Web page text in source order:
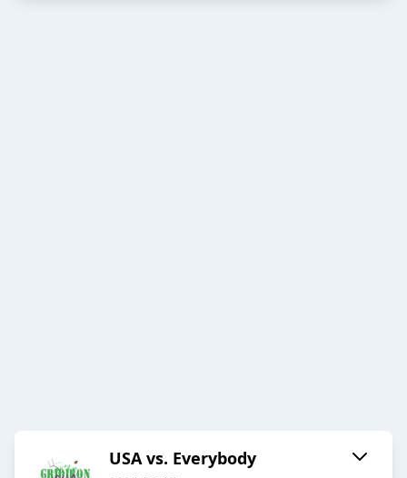
USA vs. Everybody